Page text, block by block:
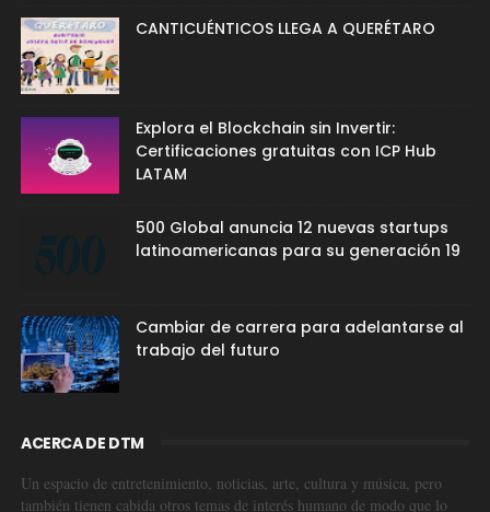
CANTICUÉNTICOS LLEGA A QUERÉTARO
Explora el Blockchain sin Invertir:
Certificaciones gratuitas con ICP Hub
LATAM
500 Global anuncia 12 nuevas startups
latinoamericanas para su generación 19
Cambiar de carrera para adelantarse al
trabajo del futuro
ACERCA DE DTM
Un espacio de entretenimiento, noticias, arte, cultura y música, pero
también tienen cabida otros temas de interés humano de modo que lo